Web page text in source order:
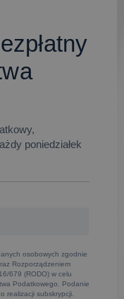
poniedziałek
osobowych zgodnie
Rozporządzeniem
679 (RODO) w celu
Podatkowego. Podanie
realizacji subskrypcji.